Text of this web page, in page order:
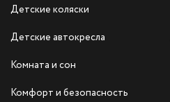
Детские коляски
Детские автокресла
Комната и сон
Комфорт и безопасность